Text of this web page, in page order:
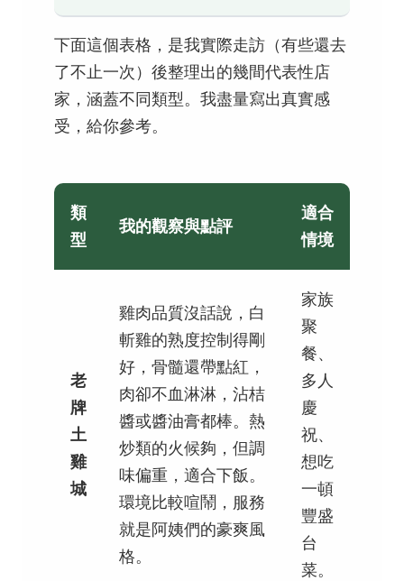
下面這個表格，是我實際走訪（有些還去
了不止一次）後整理出的幾間代表性店
家，涵蓋不同類型。我盡量寫出真實感
受，給你參考。
類
型
我的觀察與點評
適合
情境
老
牌
土
雞
城
雞肉品質沒話說，白
斬雞的熟度控制得剛
好，骨髓還帶點紅，
肉卻不血淋淋，沾桔
醬或醬油膏都棒。熱
炒類的火候夠，但調
味偏重，適合下飯。
環境比較喧鬧，服務
就是阿姨們的豪爽風
格。
家族
聚
餐、
多人
慶
祝、
想吃
一頓
豐盛
台
菜。